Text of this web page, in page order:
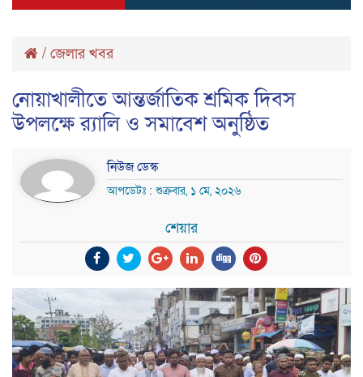
/ জেলার খবর
নোয়াখালীতে আন্তর্জাতিক শ্রমিক দিবস
উপলক্ষে র‍্যালি ও সমাবেশ অনুষ্ঠিত
নিউজ ডেস্ক
আপডেটঃ : শুক্রবার, ১ মে, ২০২৬
শেয়ার